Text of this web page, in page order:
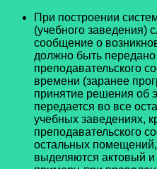
При построении
(учебного заведения)
сообщение о
должно быть
преподавательского
времени (заранее
принятие решения об
передается во все
учебных заведениях,
преподавательского
остальных
выделяются актовый